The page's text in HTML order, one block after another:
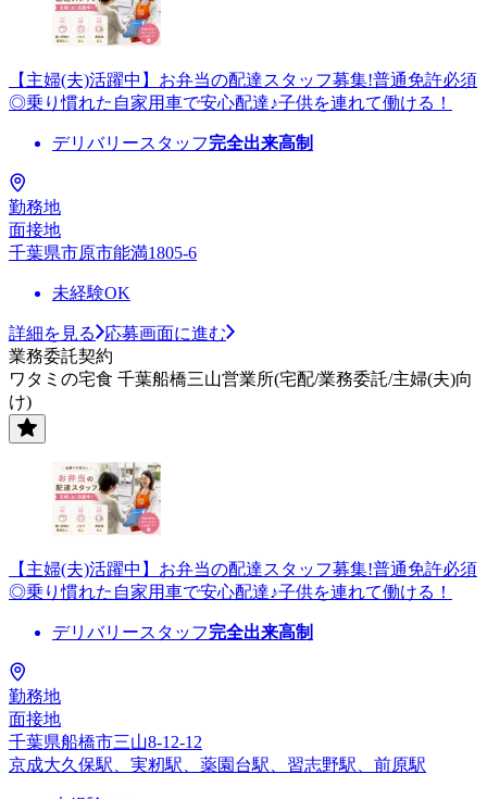
【主婦(夫)活躍中】お弁当の配達スタッフ募集!普通免許必須
◎乗り慣れた自家用車で安心配達♪子供を連れて働ける！
デリバリースタッフ完全出来高制
勤務地
面接地
千葉県市原市能満1805-6
未経験OK
詳細を見る
応募画面に進む
業務委託契約
ワタミの宅食 千葉船橋三山営業所(宅配/業務委託/主婦(夫)向
け)
【主婦(夫)活躍中】お弁当の配達スタッフ募集!普通免許必須
◎乗り慣れた自家用車で安心配達♪子供を連れて働ける！
デリバリースタッフ完全出来高制
勤務地
面接地
千葉県船橋市三山8-12-12
京成大久保駅、実籾駅、薬園台駅、習志野駅、前原駅